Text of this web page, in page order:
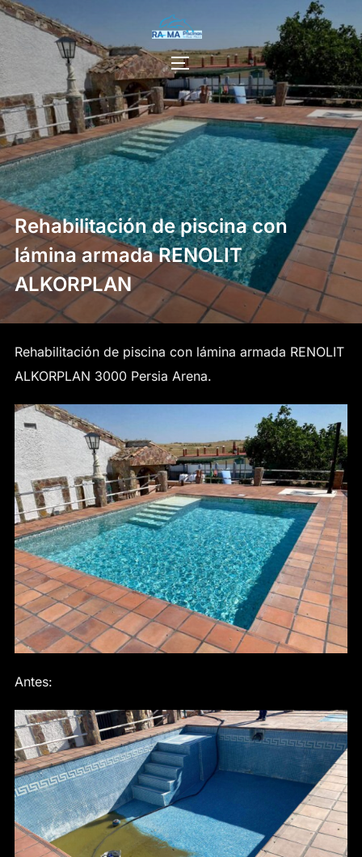
Saltar
al
contenido
ALTERNAR LA BARRA LATERAL
Rehabilitación de piscina con
lámina armada RENOLIT
ALKORPLAN
Rehabilitación de piscina con lámina armada RENOLIT
ALKORPLAN 3000 Persia Arena.
Antes: